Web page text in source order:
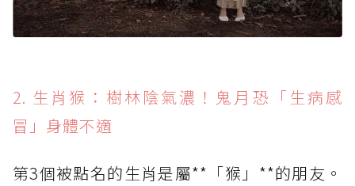
2. 生肖猴：樹林陰氣濃！鬼月恐「生病感
冒」身體不適
第3個被點名的生肖是屬**「猴」**的朋友。